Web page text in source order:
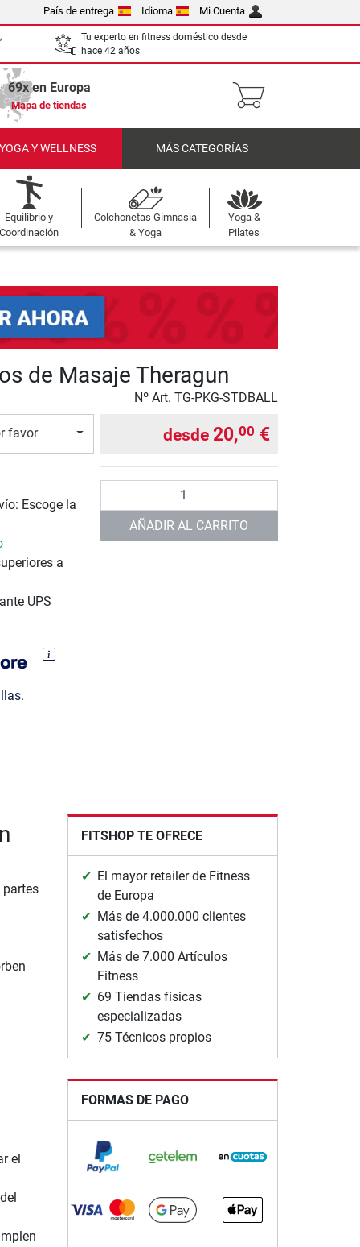
País de entrega Idioma Mi Cuenta
Tu experto en fitness doméstico desde
hace 42 años
69x en Europa
Mapa de tiendas
Y WELLNESS MÁS CATEGORÍAS
Equilibrio y
Colchonetas Gimnasia
& Yoga
Yoga &
Pilates
de Masaje Theragun
Nº Art. TG-PKG-STDBALL
favor
Escoge la
a
UPS
desde 20,00 €
AÑADIR AL CARRITO
partes
el
FITSHOP TE OFRECE
El mayor retailer de Fitness
de Europa
Más de 4.000.000 clientes
satisfechos
Más de 7.000 Artículos
Fitness
69 Tiendas físicas
especializadas
75 Técnicos propios
FORMAS DE PAGO